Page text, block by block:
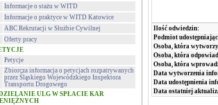
Informacje o stażu w WITD
Informacje o praktyce w WITD Katowice
ABC Rekrutacji w Służbie Cywilnej
Oferty pracy
Petycje
Zbiorcza informacja o petycjach rozpatrywanych
przez Śląskiego Wojewódzkiego Inspektora
Transportu Drogowego
ULG W SPŁACIE KAR
Ilość odwiedzin:
Podmiot
Osoba, która
Osoba, która
Osoba, która
Data wytworzenia
Data udostępnienia
Data ostatniej